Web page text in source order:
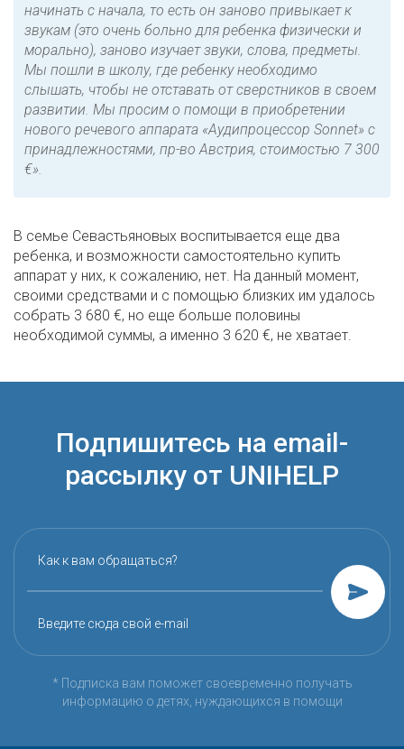
начинать с начала, то есть он заново привыкает к
звукам (это очень больно для ребенка физически и
морально), заново изучает звуки, слова, предметы.
Мы пошли в школу, где ребенку необходимо
слышать, чтобы не отставать от сверстников в своем
развитии. Мы просим о помощи в приобретении
нового речевого аппарата «Аудипроцессор Sonnet» с
принадлежностями, пр-во Австрия, стоимостью 7 300
€».
В семье Севастьяновых воспитывается еще два
ребенка, и возможности самостоятельно купить
аппарат у них, к сожалению, нет. На данный момент,
своими средствами и с помощью близких им удалось
собрать 3 680 €, но еще больше половины
необходимой суммы, а именно 3 620 €, не хватает.
Подпишитесь на email-
рассылку от UNIHELP
Как к вам обращаться?
Введите сюда свой e-mail
* Подписка вам поможет своевременно получать
информацию о детях, нуждающихся в помощи